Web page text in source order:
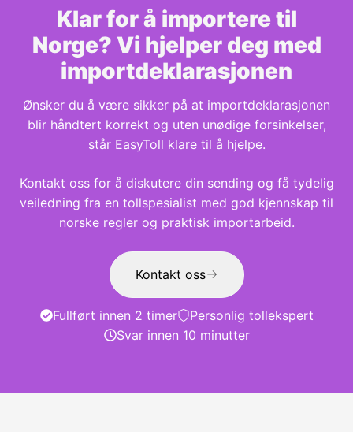
Klar for å importere til
Norge? Vi hjelper deg med
importdeklarasjonen
Ønsker du å være sikker på at importdeklarasjonen
blir håndtert korrekt og uten unødige forsinkelser,
står EasyToll klare til å hjelpe.
Kontakt oss for å diskutere din sending og få tydelig
veiledning fra en tollspesialist med god kjennskap til
norske regler og praktisk importarbeid.
Kontakt oss
Fullført innen 2 timer
Personlig tollekspert
Svar innen 10 minutter